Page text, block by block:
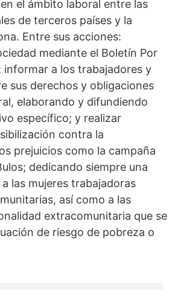
el ámbito laboral entre las
de terceros países y la
Entre sus acciones:
mediante el Boletín Por
informar a los trabajadores y
sus derechos y obligaciones
elaborando y difundiendo
específico; y realizar
contra la
prejuicios como la campaña
dedicando siempre una
las mujeres trabajadoras
así como a las
extracomunitaria que se
de riesgo de pobreza o